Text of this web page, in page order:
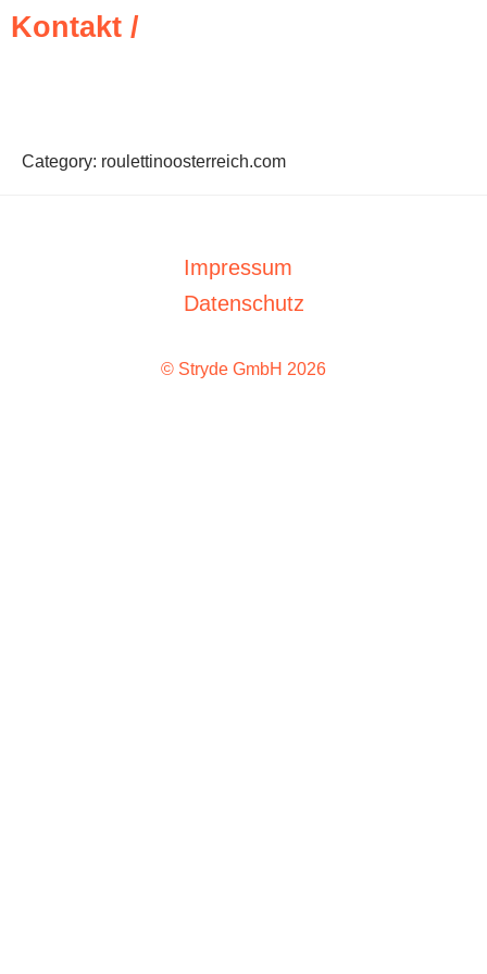
Kontakt /
Category: roulettinoosterreich.com
Impressum
Datenschutz
© Stryde GmbH 2026